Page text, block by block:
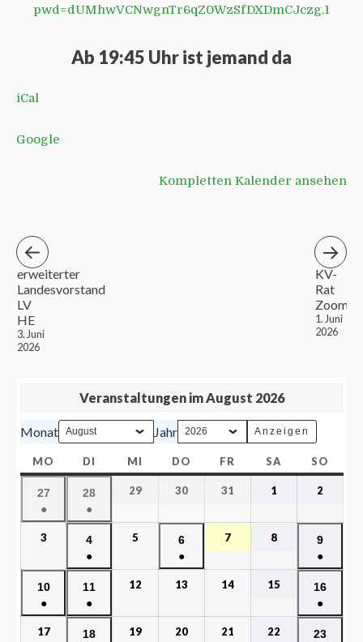
pwd=dUMhwVCNwgnTr6qZ0WzSfDXDmCJczg.1
Ab 19:45 Uhr ist jemand da
iCal
Google
Kompletten Kalender ansehen
erweiterter
Landesvorstand
LV
HE
3. Juni
2026
KV-
Rat
Zoom
1. Juni
2026
Veranstaltungen im August 2026
Monat Jahr
MO DI MI DO FR SA SO
27
●
28
●
29 30 31 1 2
3
4
●
5
6
●
7 8
9
●
10
●
11
●
12 13 14 15
16
●
17
18
19 20 21 22
23